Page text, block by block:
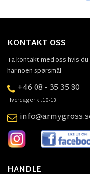
KONTAKT OSS
Ta kontakt med oss hvis du
har noen spørsmål
+46 08 - 35 35 80
Hverdager kl.10-18
HANDLE